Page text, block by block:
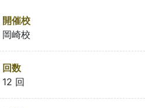
開催校
岡崎校
回数
12 回